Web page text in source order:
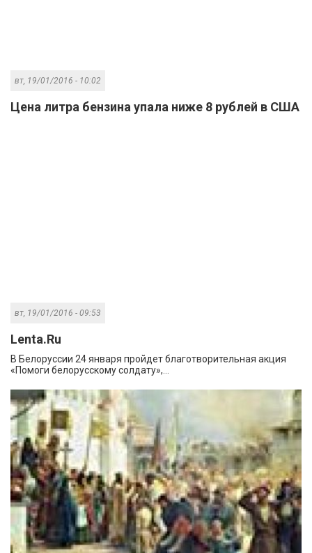
вт, 19/01/2016 - 10:02
Цена литра бензина упала ниже 8 рублей в США
вт, 19/01/2016 - 09:53
Lenta.Ru
В Белоруссии 24 января пройдет благотворительная акция
«Помоги белорусскому солдату»,...